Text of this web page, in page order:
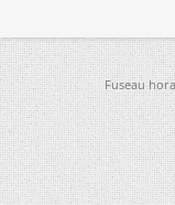
Fuseau